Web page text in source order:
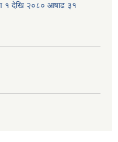
१ देखि २०८० आषाढ ३१